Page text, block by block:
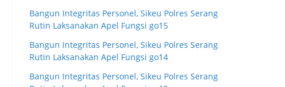
Bangun Integritas Personel, Sikeu Polres Serang
Rutin Laksanakan Apel Fungsi go15
Bangun Integritas Personel, Sikeu Polres Serang
Rutin Laksanakan Apel Fungsi go14
Bangun Integritas Personel, Sikeu Polres Serang